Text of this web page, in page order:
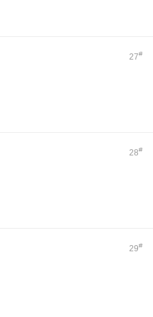
27#
28#
29#